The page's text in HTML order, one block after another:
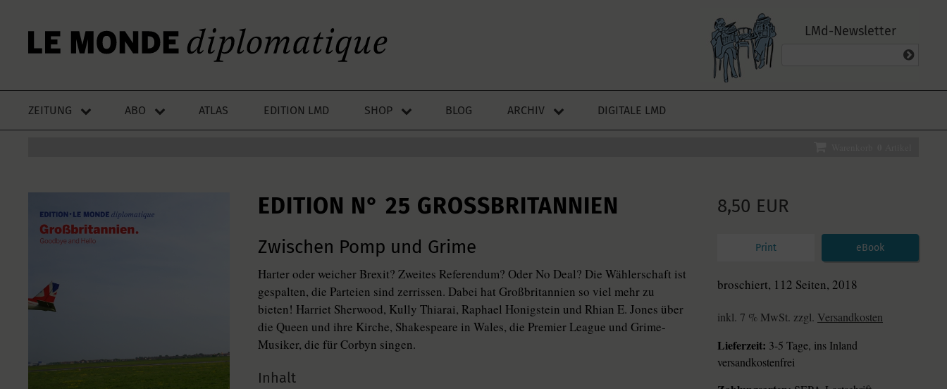
LMd-Newsletter
ZEITUNG ABO ATLAS EDITION LMD SHOP BLOG ARCHIV DIGITALE LMD
EDITION N° 25 GROSSBRITANNIEN
Zwischen Pomp und Grime
Harter oder weicher Brexit? Zweites Referendum? Oder No Deal? Die Wählerschaft ist
gespalten, die Parteien sind zerrissen. Dabei hat Großbritannien so viel mehr zu
bieten! Harriet Sherwood, Kully Thiarai, Raphael Honigstein und Rhian E. Jones über
die Queen und ihre Kirche, Shakespeare in Wales, die Premier League und Grime-
Musiker, die für Corbyn singen.
Inhalt
8,50 EUR
Print eBook
broschiert, 112 Seiten, 2018
inkl. 7 % MwSt. zzgl. Versandkosten
Lieferzeit: 3-5 Tage, ins Inland
versandkostenfrei